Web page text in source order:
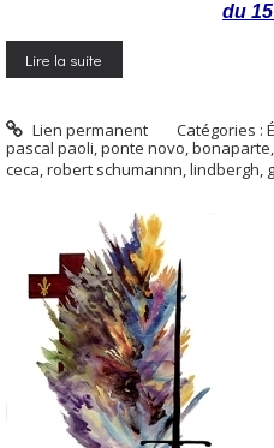
du
Lire la suite
Lien permanent Catégories :
pascal paoli,ponte novo,bonaparte,
ceca,robert schumannn,lindbergh,